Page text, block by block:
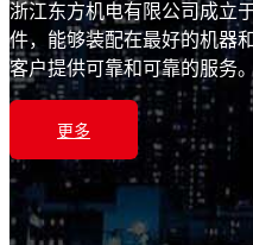
浙江东方机电有限公司成立
件，能够装配在最好的机器
客户提供可靠和可靠的服务
更多